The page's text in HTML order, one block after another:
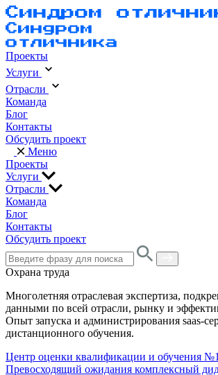
Проекты
Услуги
Отрасли
Команда
Блог
Контакты
Обсудить проект
Меню
Проекты
Услуги
Отрасли
Команда
Блог
Контакты
Обсудить проект
Охрана труда
Многолетняя отраслевая экспертиза,
данными по всей отрасли, рынку и
Опыт запуска и администрирования saas-
дистанционного обучения.
Центр оценки квалификации и обучения №1
Превосходящий ожидания комплексный